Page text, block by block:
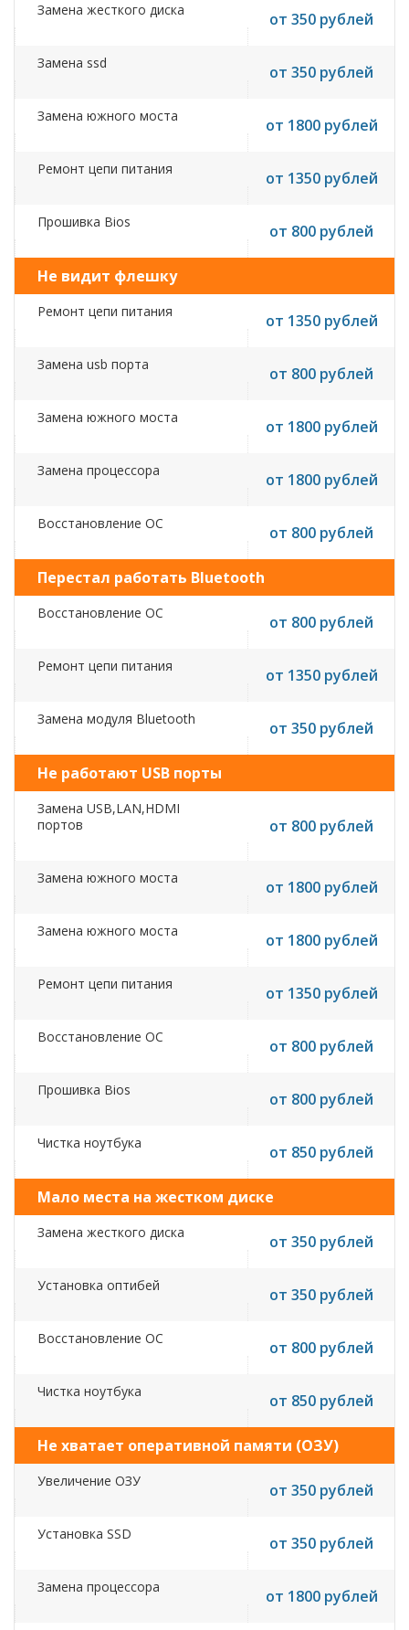
Замена жесткого диска от 350 рублей
Замена ssd от 350 рублей
Замена южного моста от 1800 рублей
Ремонт цепи питания от 1350 рублей
Прошивка Bios от 800 рублей
Не видит флешку
Ремонт цепи питания от 1350 рублей
Замена usb порта от 800 рублей
Замена южного моста от 1800 рублей
Замена процессора от 1800 рублей
Восстановление ОС от 800 рублей
Перестал работать Bluetooth
Восстановление ОС от 800 рублей
Ремонт цепи питания от 1350 рублей
Замена модуля Bluetooth от 350 рублей
Не работают USB порты
Замена USB,LAN,HDMI
портов
от 800 рублей
Замена южного моста от 1800 рублей
Замена южного моста от 1800 рублей
Ремонт цепи питания от 1350 рублей
Восстановление ОС от 800 рублей
Прошивка Bios от 800 рублей
Чистка ноутбука от 850 рублей
Мало места на жестком диске
Замена жесткого диска от 350 рублей
Установка оптибей от 350 рублей
Восстановление ОС от 800 рублей
Чистка ноутбука от 850 рублей
Не хватает оперативной памяти (ОЗУ)
Увеличение ОЗУ от 350 рублей
Установка SSD от 350 рублей
Замена процессора от 1800 рублей